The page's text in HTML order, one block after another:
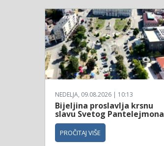
NEDELJA, 09.08.2026 | 10:13
Bijeljina proslavlja krsnu
slavu Svetog Pantelejmona
PROČITAJ VIŠE